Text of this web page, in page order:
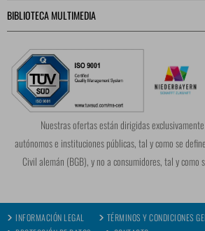
BIBLIOTECA MULTIMEDIA
Nuestras ofertas están dirigidas
autónomos e instituciones públicas, tal y como se
Civil alemán (BGB), y no a consumidores, tal y
INFORMACIÓN LEGAL
TÉRMINOS Y CONDICIONES